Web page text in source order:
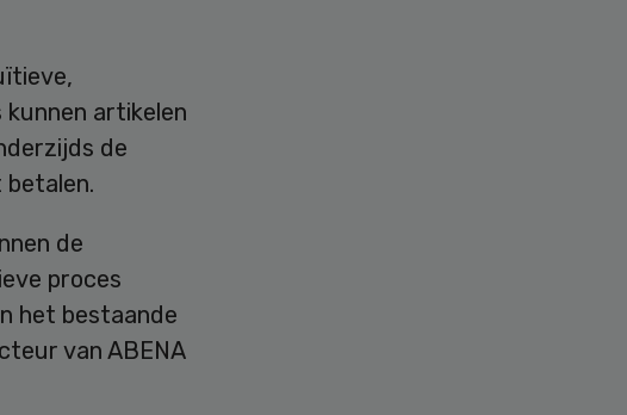
artikelen
de
de
proces
het bestaande
van ABENA